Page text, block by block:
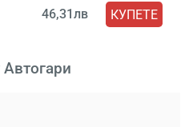
46,31лв КУПЕТЕ